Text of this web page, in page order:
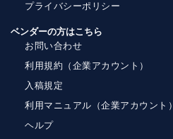
プライバシーポリシー
ベンダーの方はこちら
お問い合わせ
利用規約（企業アカウント）
入稿規定
利用マニュアル（企業アカウント）
ヘルプ